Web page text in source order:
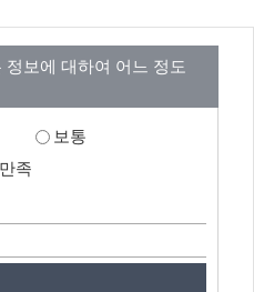
보에 대하여 어느 정도
보통
족